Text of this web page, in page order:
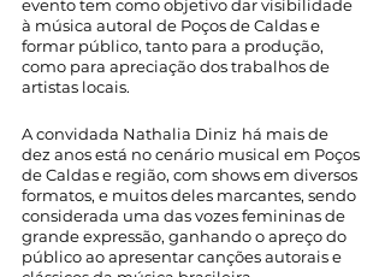
evento tem como objetivo dar visibilidade
à música autoral de Poços de Caldas e
formar público, tanto para a produção,
como para apreciação dos trabalhos de
artistas locais.
A convidada Nathalia Diniz há mais de
dez anos está no cenário musical em Poços
de Caldas e região, com shows em diversos
formatos, e muitos deles marcantes, sendo
considerada uma das vozes femininas de
grande expressão, ganhando o apreço do
público ao apresentar canções autorais e